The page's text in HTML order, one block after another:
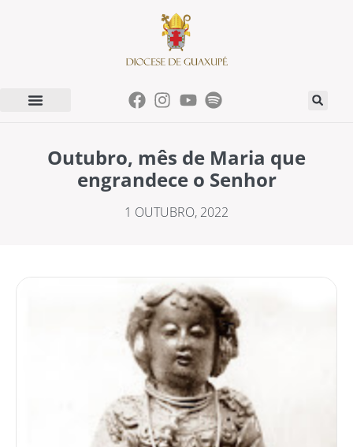
Outubro, mês de Maria que
engrandece o Senhor
1 OUTUBRO, 2022